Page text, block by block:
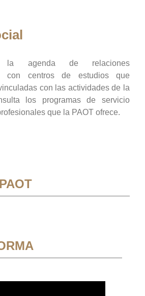
la agenda de relaciones
con centros de estudios que
con las actividades de la
los programas de servicio
que la PAOT ofrece.